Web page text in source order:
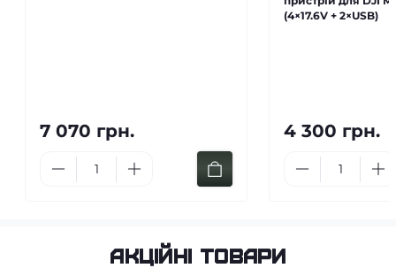
7 070 грн.
(4×17.6V + 2×USB)
4 300 грн.
Акційні товари